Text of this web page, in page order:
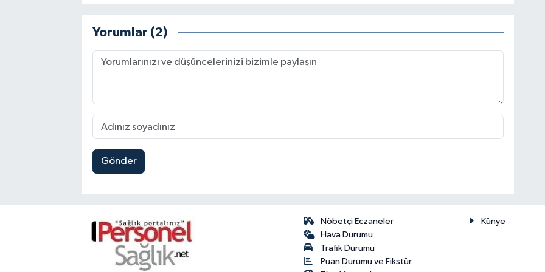
Yorumlar (2)
Gönder
Nöbetçi Eczaneler
Hava Durumu
Trafik Durumu
Puan Durumu ve Fikstür
Künye